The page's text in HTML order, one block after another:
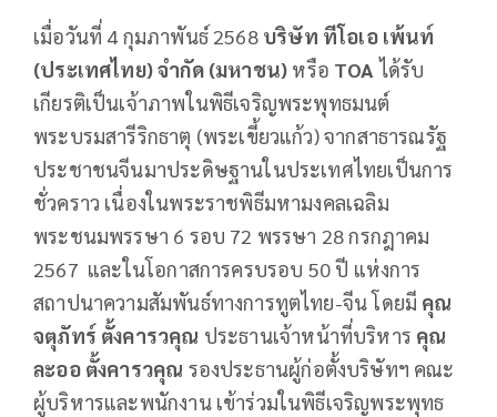
เมื่อวันที่ 4 กุมภาพันธ์ 2568บริษัท ทีโอเอ เพ้นท์
(ประเทศไทย) จำกัด (มหาชน) หรือ TOA ได้รับ
เกียรติเป็นเจ้าภาพในพิธีเจริญพระพุทธมนต์
พระบรมสารีริกธาตุ (พระเขี้ยวแก้ว) จากสาธารณรัฐ
ประชาชนจีนมาประดิษฐานในประเทศไทยเป็นการ
ชั่วคราว เนื่องในพระราชพิธีมหามงคลเฉลิม
พระชนมพรรษา 6 รอบ 72 พรรษา 28 กรกฎาคม
2567 และในโอกาสการครบรอบ 50 ปี แห่งการ
สถาปนาความสัมพันธ์ทางการทูตไทย-จีน โดยมี คุณ
จตุภัทร์ ตั้งคารวคุณ ประธานเจ้าหน้าที่บริหาร คุณ
ละออ ตั้งคารวคุณ รองประธานผู้ก่อตั้งบริษัทฯ คณะ
ผู้บริหารและพนักงาน เข้าร่วมในพิธีเจริญพระพุทธ